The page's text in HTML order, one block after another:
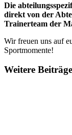
Die
direkt von der
Trainerteam der
Wir freuen uns auf
Sportmomente!
Weitere Beiträge